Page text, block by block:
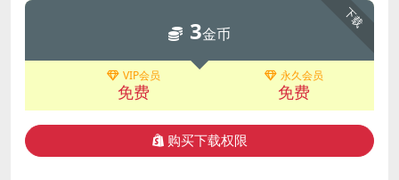
下载
3金币
VIP会员
免费
永久会员
免费
购买下载权限